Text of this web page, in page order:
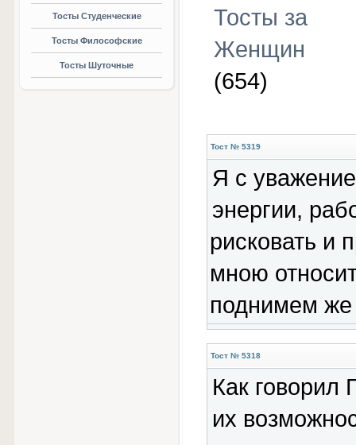
Тосты Студенческие
Тосты Философские
Тосты Шуточные
Тосты за
Женщин
(654)
Тост № 5319
Я с
энергии,
рисковать и
мною
поднимем же
Тост № 5318
Как говорил
их